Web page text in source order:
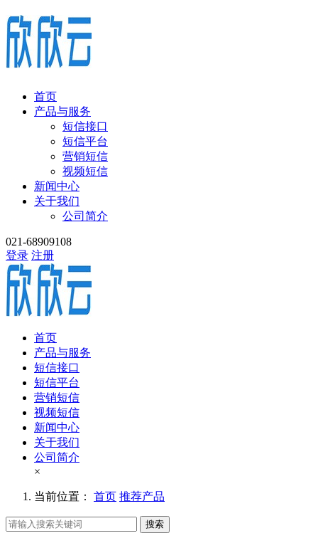
首页
产品与服务
短信接口
短信平台
营销短信
视频短信
新闻中心
关于我们
公司简介
021-68909108
登录 注册
首页
产品与服务
短信接口
短信平台
营销短信
视频短信
新闻中心
关于我们
公司简介
×
当前位置： 首页 推荐产品
搜索